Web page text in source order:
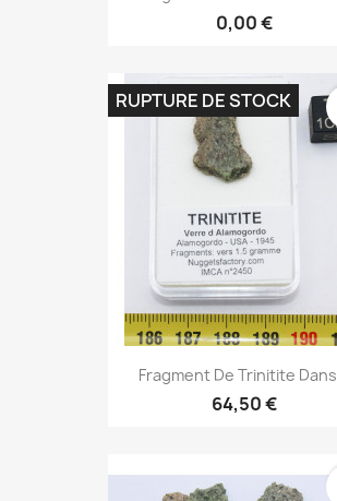
0,00 €
Fragment De Trinitite
64,50 €
RUPTURE DE STOCK